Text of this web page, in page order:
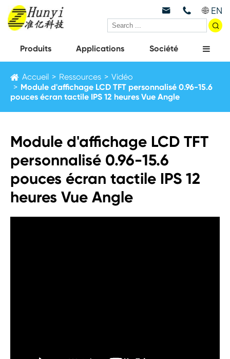
  EN

Produits Applications Société
Accueil Ressources
Vidéo
Module d'affichage LCD TFT personnalisé 0.96-15.6
pouces écran tactile IPS 12 heures Vue Angle
Module d'affichage LCD TFT
personnalisé 0.96-15.6
pouces écran tactile IPS 12
heures Vue Angle